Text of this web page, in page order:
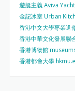
遊艇主義 Aviva Yacht
金記冰室 Urban
香港中文大學專業進
香港中華文化發展聯
香港博物館
香港都會大學